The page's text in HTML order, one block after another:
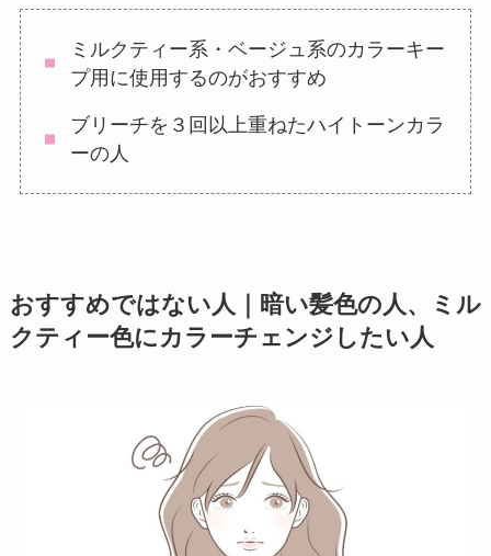
ミルクティー系・ベージュ系のカラーキー
プ用に使用するのがおすすめ
ブリーチを３回以上重ねたハイトーンカラ
ーの人
おすすめではない人｜暗い髪色の人、ミル
クティー色にカラーチェンジしたい人